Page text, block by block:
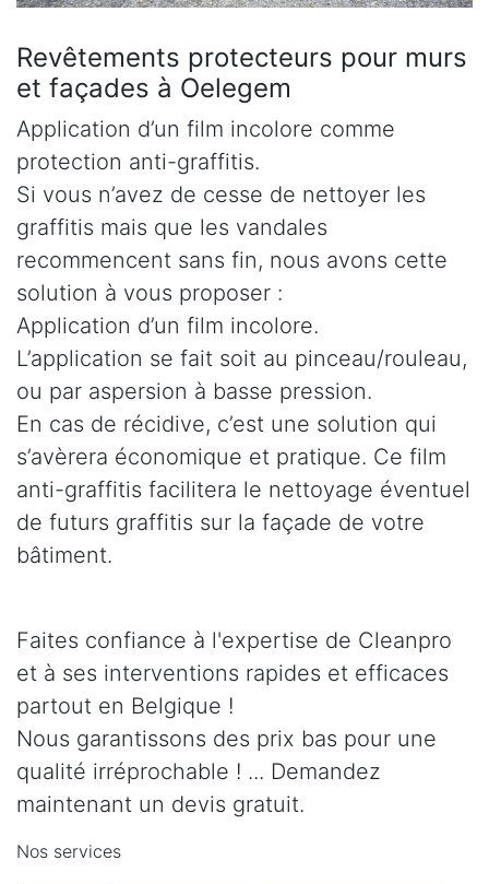
Revêtements protecteurs pour murs
et façades à Oelegem
Application d’un film incolore comme
protection anti-graffitis.
Si vous n’avez de cesse de nettoyer les
graffitis mais que les vandales
recommencent sans fin, nous avons cette
solution à vous proposer :
Application d’un film incolore.
L’application se fait soit au pinceau/rouleau,
ou par aspersion à basse pression.
En cas de récidive, c’est une solution qui
s’avèrera économique et pratique. Ce film
anti-graffitis facilitera le nettoyage éventuel
de futurs graffitis sur la façade de votre
bâtiment.
Faites confiance à l'expertise de Cleanpro
et à ses interventions rapides et efficaces
partout en Belgique !
Nous garantissons des prix bas pour une
qualité irréprochable ! ... Demandez
maintenant un devis gratuit.
Nos services